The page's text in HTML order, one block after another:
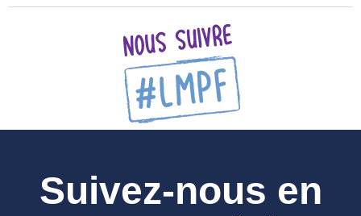
Suivez-nous en